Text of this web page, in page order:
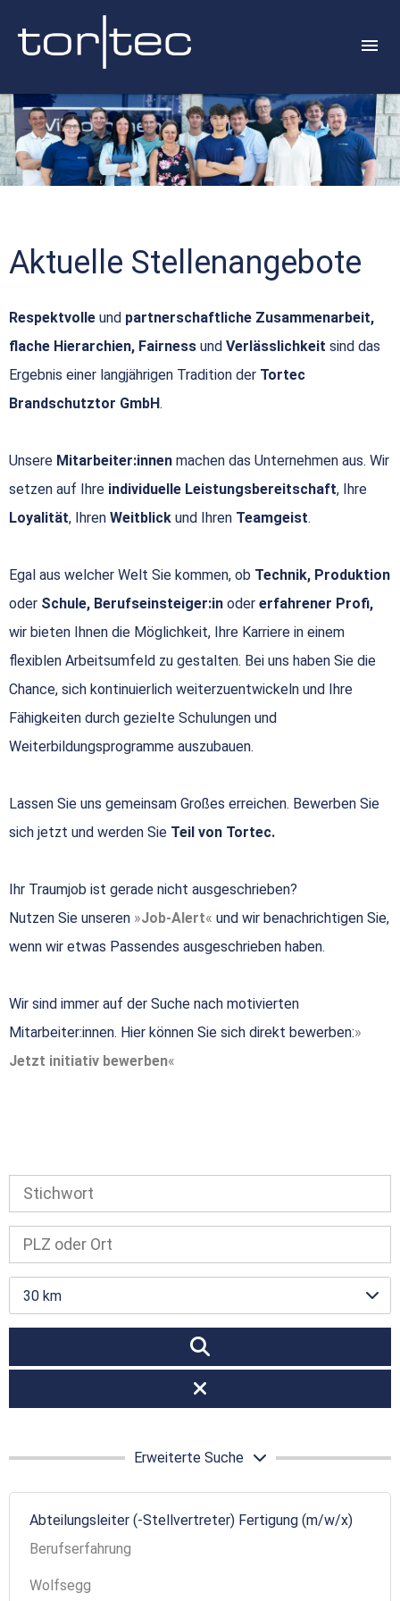
Aktuelle Stellenangebote
Respektvolle und partnerschaftliche Zusammenarbeit,
flache Hierarchien, Fairness und Verlässlichkeit sind das
Ergebnis einer langjährigen Tradition der Tortec
Brandschutztor GmbH.
Unsere Mitarbeiter:innen machen das Unternehmen aus. Wir
setzen auf Ihre individuelle Leistungsbereitschaft, Ihre
Loyalität, Ihren Weitblick und Ihren Teamgeist.
Egal aus welcher Welt Sie kommen, ob Technik, Produktion
oder Schule, Berufseinsteiger:in oder erfahrener Profi,
wir bieten Ihnen die Möglichkeit, Ihre Karriere in einem
flexiblen Arbeitsumfeld zu gestalten. Bei uns haben Sie die
Chance, sich kontinuierlich weiterzuentwickeln und Ihre
Fähigkeiten durch gezielte Schulungen und
Weiterbildungsprogramme auszubauen.
Lassen Sie uns gemeinsam Großes erreichen. Bewerben Sie
sich jetzt und werden Sie Teil von Tortec.
Ihr Traumjob ist gerade nicht ausgeschrieben?
Nutzen Sie unseren
Job-Alert
und wir benachrichtigen Sie,
wenn wir etwas Passendes ausgeschrieben haben.
Wir sind immer auf der Suche nach motivierten
Mitarbeiter:innen. Hier können Sie sich direkt bewerben:
Jetzt initiativ bewerben
30 km
Erweiterte Suche
Abteilungsleiter (-Stellvertreter) Fertigung (m/w/x)
Berufserfahrung
Wolfsegg